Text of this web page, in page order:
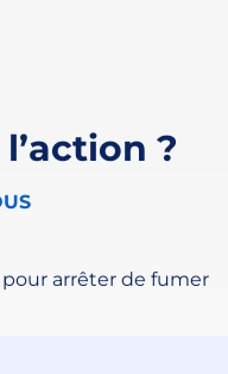
?
arrêter de fumer